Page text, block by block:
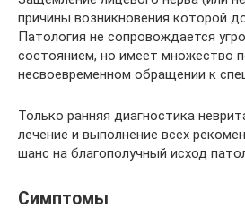
причины возникновения которой
Патология не сопровождается
состоянием, но имеет множество
несвоевременном обращении к
Только ранняя диагностика
лечение и выполнение всех
шанс на благополучный исход
Симптомы